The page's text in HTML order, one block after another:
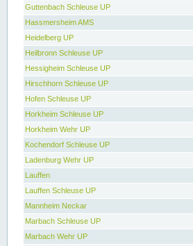
Guttenbach Schleuse UP
Hassmersheim AMS
Heidelberg UP
Heilbronn Schleuse UP
Hessigheim Schleuse UP
Hirschhorn Schleuse UP
Hofen Schleuse UP
Horkheim Schleuse UP
Horkheim Wehr UP
Kochendorf Schleuse UP
Ladenburg Wehr UP
Lauffen
Lauffen Schleuse UP
Mannheim Neckar
Marbach Schleuse UP
Marbach Wehr UP